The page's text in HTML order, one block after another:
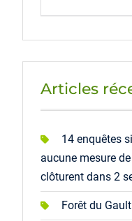
Articles
14 enquêtes
aucune mesure
clôturent dans 2
Forêt du